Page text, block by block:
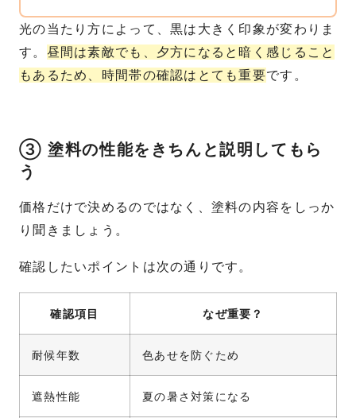
光の当たり方によって、黒は大きく印象が変わりま
す。 昼間は素敵でも、夕方になると暗く感じること
もあるため、時間帯の確認はとても重要です。
③ 塗料の性能をきちんと説明してもら
う
価格だけで決めるのではなく、塗料の内容をしっか
り聞きましょう。
確認したいポイントは次の通りです。
確認項目 なぜ重要？
耐候年数 色あせを防ぐため
遮熱性能 夏の暑さ対策になる